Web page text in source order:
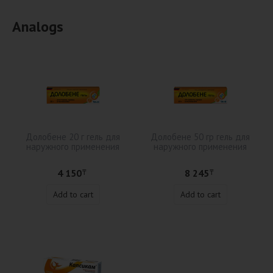
Analogs
4 150₸
Add to cart
8 245₸
Add to cart